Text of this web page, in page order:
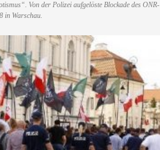
Von der Polizei aufgelöste Blockade des ONR-
in Warschau.